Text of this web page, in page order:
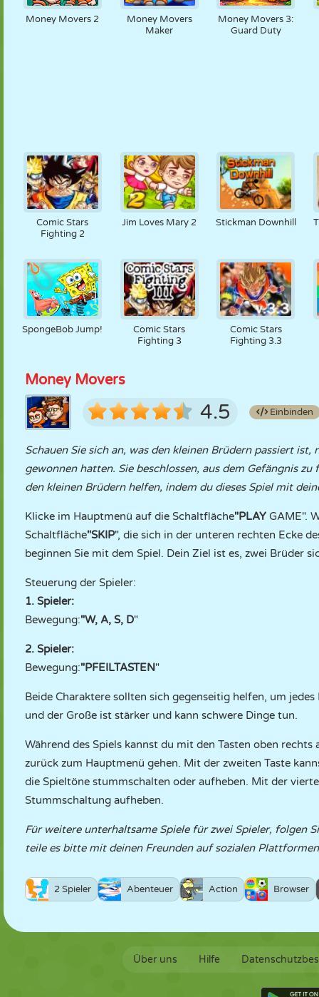
Money Movers 2
Money Movers
Maker
Money Movers 3:
Guard Duty
Comic Stars
Fighting 2
Jim Loves Mary 2 Stickman Downhill
SpongeBob Jump!
Comic Stars
Fighting 3
Comic Stars
Fighting 3.3
Money Movers
4.5 Einbinden
Schauen Sie sich an, was den kleinen Brüdern passiert
gewonnen hatten. Sie beschlossen, aus dem Gefängnis
den kleinen Brüdern helfen, indem du dieses Spiel mit
Klicke im Hauptmenü auf die Schaltfläche"PLAY GAME".
Schaltfläche"SKIP", die sich in der unteren rechten Ecke
beginnen Sie mit dem Spiel. Dein Ziel ist es, zwei Brüder
Steuerung der Spieler:
1. Spieler:
Bewegung:"W, A, S, D"
2. Spieler:
Bewegung:"PFEILTASTEN"
Beide Charaktere sollten sich gegenseitig helfen, um
und der Große ist stärker und kann schwere Dinge tun.
Während des Spiels kannst du mit den Tasten oben
zurück zum Hauptmenü gehen. Mit der zweiten Taste
die Spieltöne stummschalten oder aufheben. Mit der
Stummschaltung aufheben.
Für weitere unterhaltsame Spiele für zwei Spieler, folgen
teile es bitte mit deinen Freunden auf sozialen
2 Spieler Abenteuer Action Browser
Über uns Hilfe